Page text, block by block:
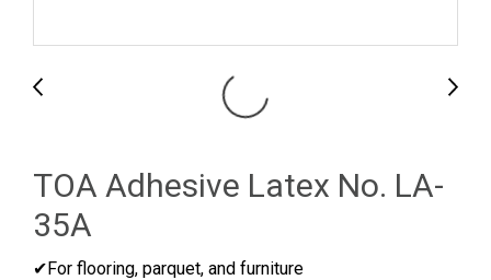
TOA Adhesive Latex No. LA-
35A
✔For flooring, parquet, and furniture